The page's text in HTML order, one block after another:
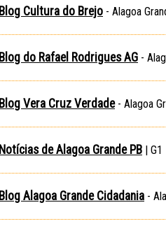
Blog Cultura do Brejo - Alagoa
Blog do Rafael Rodrigues AG -
Blog Vera Cruz Verdade- Alagoa
Notícias de Alagoa Grande PB | G1
Blog Alagoa Grande Cidadania -